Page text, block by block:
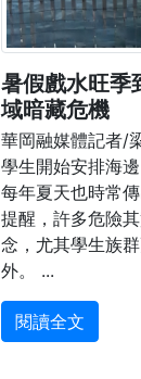
暑假戲水旺季
域暗藏危機
華岡融媒體記者/
學生開始安排海
每年夏天也時常
提醒，許多危險
念，尤其學生族
外。 ...
閱讀全文